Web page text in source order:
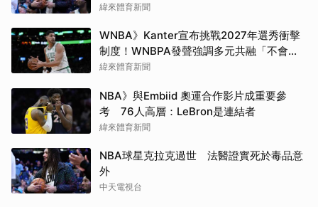
緯來體育新聞
WNBA》Kanter宣布挑戰2027年選秀衝擊
制度！WNBPA發聲強調多元共融「不會成
為政治棋子」
緯來體育新聞
NBA》與Embiid 奧運合作影片成重要參
考 76人高層：LeBron是連結者
緯來體育新聞
NBA球星克拉克過世 法醫證實死於毒品意
外
中天電視台